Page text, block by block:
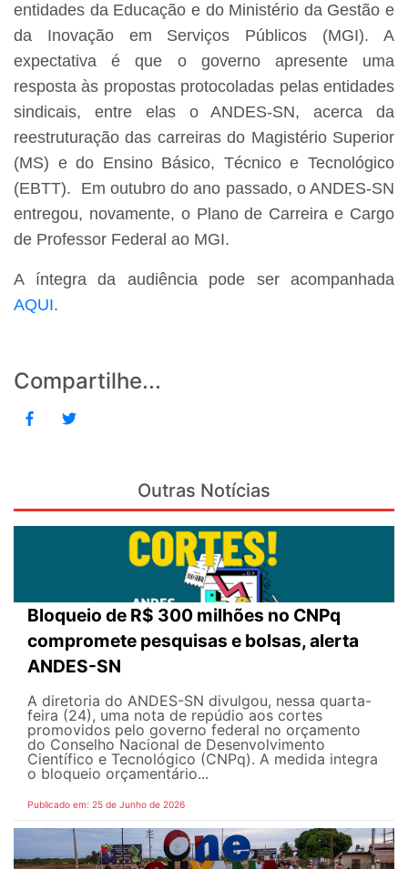
entidades da Educação e do Ministério da Gestão e
da Inovação em Serviços Públicos (MGI). A
expectativa é que o governo apresente uma
resposta às propostas protocoladas pelas entidades
sindicais, entre elas o ANDES-SN, acerca da
reestruturação das carreiras do Magistério Superior
(MS) e do Ensino Básico, Técnico e Tecnológico
(EBTT). Em outubro do ano passado, o ANDES-SN
entregou, novamente, o Plano de Carreira e Cargo
de Professor Federal ao MGI.
A íntegra da audiência pode ser acompanhada
AQUI.
Compartilhe...
Outras Notícias
Bloqueio de R$ 300 milhões no CNPq
compromete pesquisas e bolsas, alerta
ANDES-SN
A diretoria do ANDES-SN divulgou, nessa quarta-
feira (24), uma nota de repúdio aos cortes
promovidos pelo governo federal no orçamento
do Conselho Nacional de Desenvolvimento
Científico e Tecnológico (CNPq). A medida integra
o bloqueio orçamentário...
Publicado em: 25 de Junho de 2026